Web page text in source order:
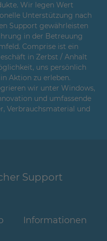
Wir legen Wert
Unterstützung nach
Support gewährleisten
in der Betreuung
Comprise ist ein
in Zerbst / Anhalt
uns persönlich
Aktion zu erleben.
wir unter Windows,
und umfassende
Verbrauchsmaterial und
Support
Informationen